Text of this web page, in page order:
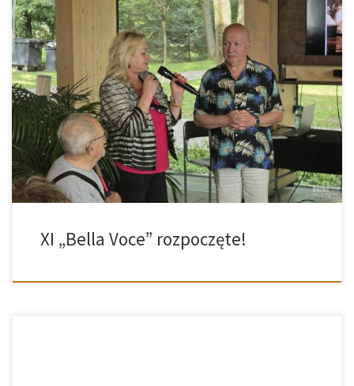
9 i 10 sierpnia w Domu Zdrojowym przy buskiej tężni odbyły się
niezwykłe spotkania z prof. Romą Owsińską i prof. Piotrem
Kusiewiczem – legendarnym polskim tenorem i pianistą. Artyści
podzielili się wspomnieniami z największych scen świata, otwierając
tegoroczny Międzynarodowy Festiwal Muzyczny „Bella Voce”. źródło:
https://www.busko.com.pl/
XI „Bella Voce” rozpoczęte!